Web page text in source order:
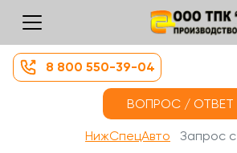
8 800 550-39-04
ВОПРОС / ОТВЕТ
НижСпецАвто Запрос